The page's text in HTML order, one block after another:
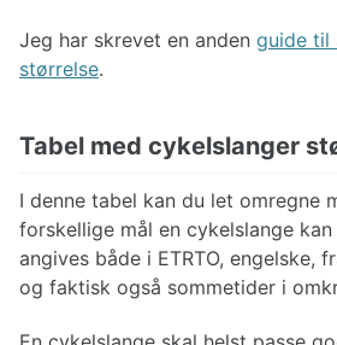
Jeg har skrevet en anden guide til
størrelse.
Tabel med cykelslanger
I denne tabel kan du let omregne
forskellige mål en cykelslange
angives både i ETRTO, engelske,
og faktisk også sommetider i